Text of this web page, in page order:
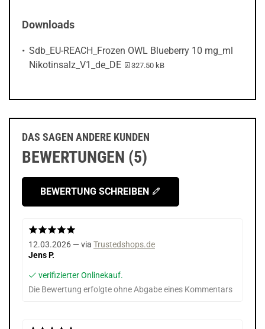
Downloads
Sdb_EU-REACH_Frozen OWL Blueberry 10 mg_ml
Nikotinsalz_V1_de_DE
PDF-Datei:
327.50 kB
DAS SAGEN ANDERE KUNDEN
BEWERTUNGEN (5)
BEWERTUNG SCHREIBEN
12.03.2026 — via Trustedshops.de
Jens P.
verifizierter Onlinekauf.
Die Bewertung erfolgte ohne Abgabe eines Kommentars